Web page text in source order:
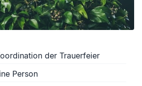
der Trauerfeier
Person